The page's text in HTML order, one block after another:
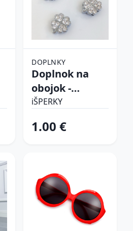
DOPLNKY
Doplnok na
obojok -
Štvorlístok
iŠPERKY
1.00 €